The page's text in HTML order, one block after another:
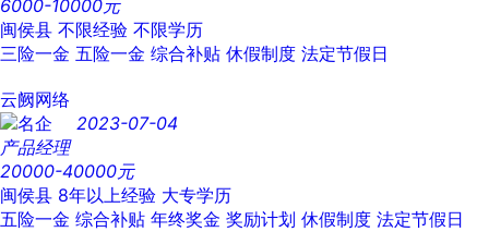
6000-10000元
闽侯县 不限经验 不限学历
三险一金 五险一金 综合补贴 休假制度 法定节假日
云阙网络
2023-07-04
产品经理
20000-40000元
闽侯县 8年以上经验 大专学历
五险一金 综合补贴 年终奖金 奖励计划 休假制度 法定节假日